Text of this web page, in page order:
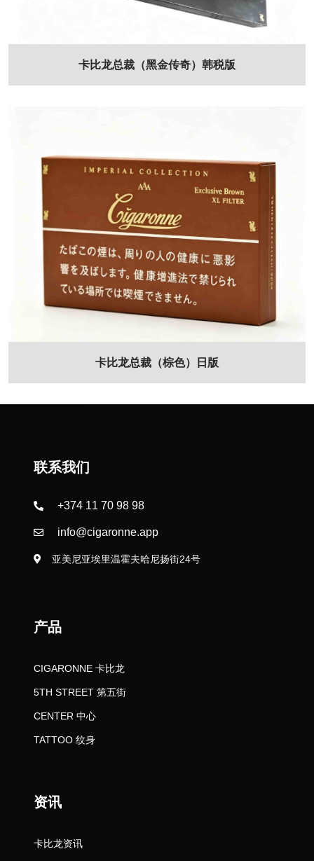
卡比龙总裁（黑金传奇）韩税版
卡比龙总裁（棕色）日版
联系我们
+374 11 70 98 98
info@cigaronne.app
亚美尼亚埃里温霍夫哈尼扬街24号
产品
CIGARONNE 卡比龙
5TH STREET 第五街
CENTER 中心
TATTOO 纹身
资讯
卡比龙资讯